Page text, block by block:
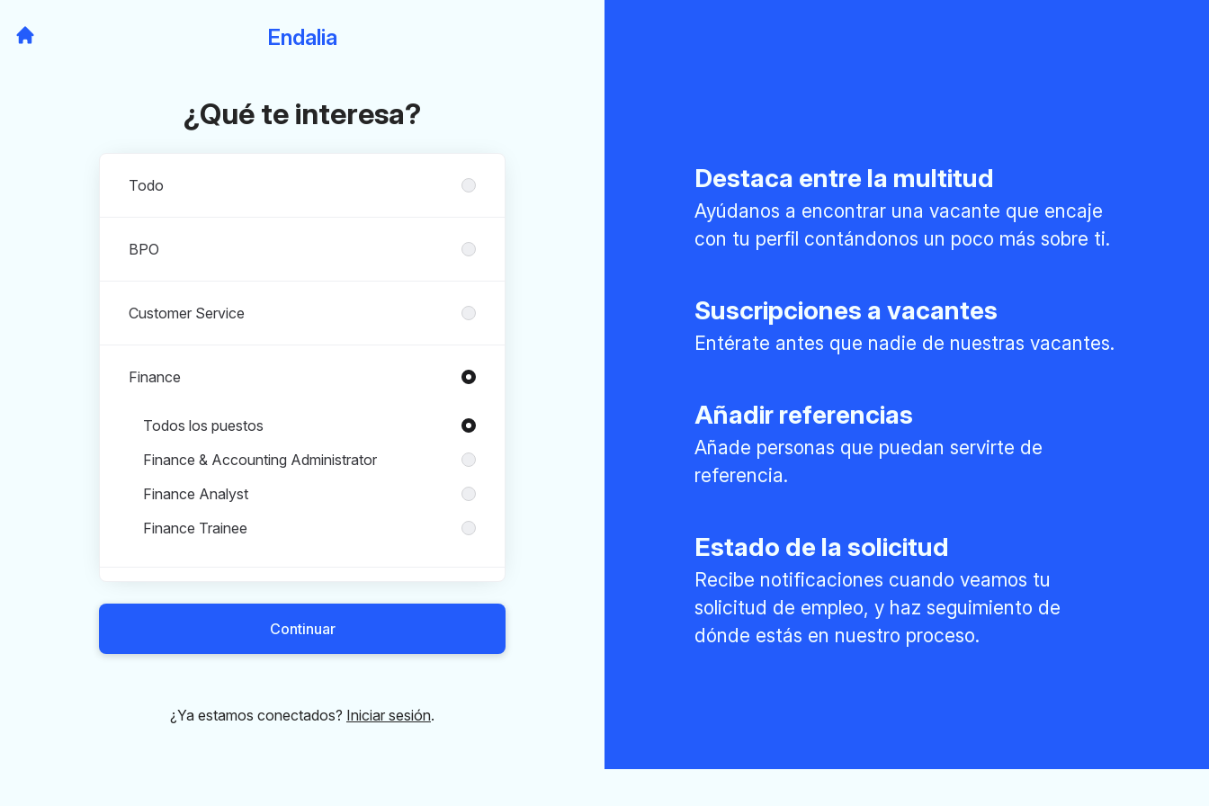
Endalia
¿Qué te interesa?
Todo
BPO
Customer Service
Finance
Puestos en Finance
Todos los puestos
Finance & Accounting Administrator
Finance Analyst
Finance Trainee
Marketing
Product
Continuar
¿Ya estamos conectados? Iniciar sesión.
Destaca entre la multitud
Ayúdanos a encontrar una vacante que encaje
con tu perfil contándonos un poco más sobre ti.
Suscripciones a vacantes
Entérate antes que nadie de nuestras vacantes.
Añadir referencias
Añade personas que puedan servirte de
referencia.
Estado de la solicitud
Recibe notificaciones cuando veamos tu
solicitud de empleo, y haz seguimiento de
dónde estás en nuestro proceso.